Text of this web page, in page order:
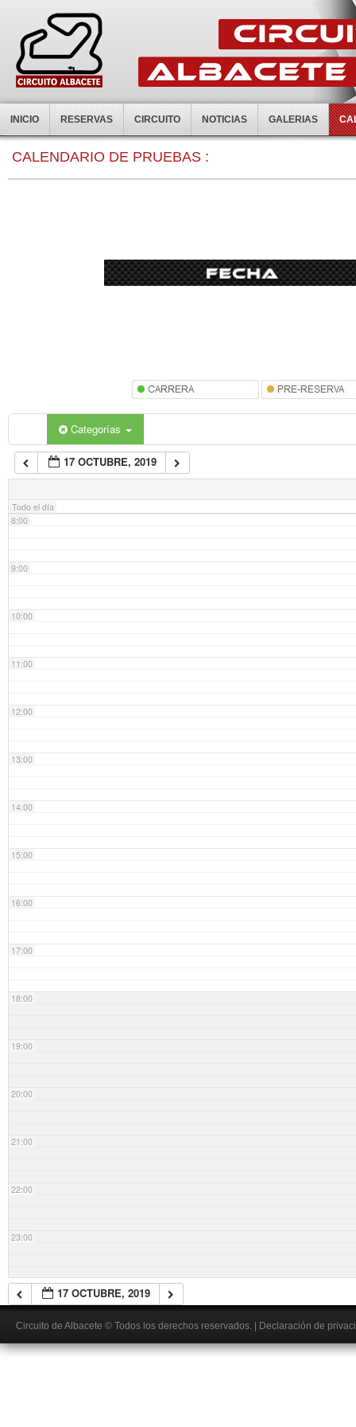
INICIO RESERVAS CIRCUITO NOTICIAS GALERIAS
CALENDARIO DE PRUEBAS :
Categorías
17 OCTUBRE, 2019
Todo el día
0:00
7:00
8:00
9:00
10:00
11:00
12:00
13:00
14:00
15:00
16:00
17:00
18:00
19:00
20:00
21:00
22:00
23:00
17 OCTUBRE, 2019
Circuito de Albacete © Todos los derechos reservados. Declaración de